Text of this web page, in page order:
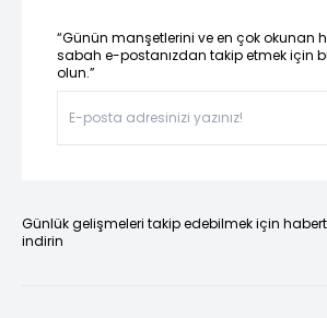
“Günün manşetlerini ve en çok okunan
sabah e-postanızdan takip etmek için
olun.”
Günlük gelişmeleri takip edebilmek için
indirin